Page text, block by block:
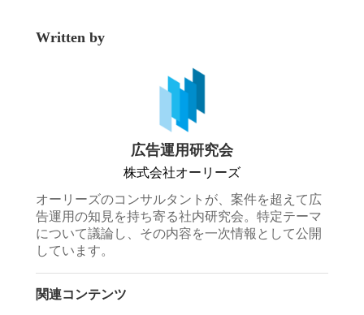
Written by
広告運用研究会
株式会社オーリーズ
オーリーズのコンサルタントが、案件を超えて広
告運用の知見を持ち寄る社内研究会。特定テーマ
について議論し、その内容を一次情報として公開
しています。
関連コンテンツ